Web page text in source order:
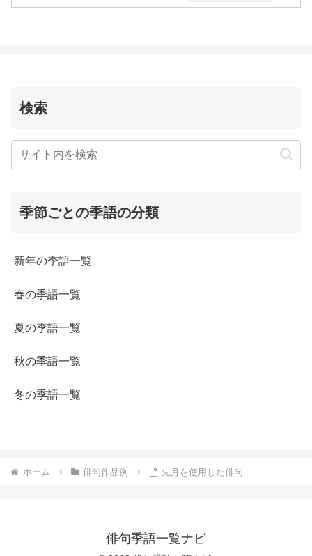
検索
季節ごとの季語の分類
新年の季語一覧
春の季語一覧
夏の季語一覧
秋の季語一覧
冬の季語一覧
ホーム 俳句作品例 先月を使用した俳句
俳句季語一覧ナビ